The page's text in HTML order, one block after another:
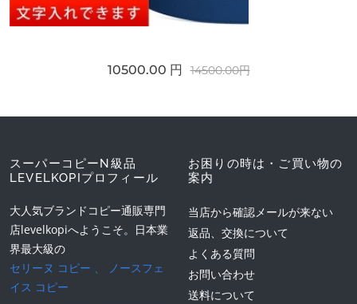
10500.00 円 14500.00円
スーパーコピーN級品
LEVELKOPIプロフィール
大人気ブランドコピー通販専門
店levelkopiへようこそ。日本業
界最大級の
セリーヌ コピー 、
ノースフェ
イス コピー
お困りの時は・ご買い物の
案内
当店から確認メールが来ない
返品、交換について
よくある質問
お問い合わせ
送料について